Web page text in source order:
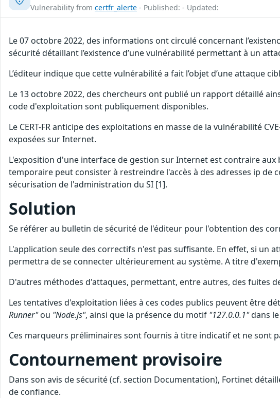
Vulnerability from certfr_alerte - Published: - Updated:
Le 07 octobre 2022, des informations ont circulé concernant
sécurité détaillant l’existence d’une vulnérabilité permettant à un
L’éditeur indique que cette vulnérabilité a fait l’objet d’une attaque
Le 13 octobre 2022, des chercheurs ont publié un rapport détaillé
code d'exploitation sont publiquement disponibles.
Le CERT-FR anticipe des exploitations en masse de la vulnérabilité
exposées sur Internet.
L'exposition d'une interface de gestion sur Internet est contraire
temporaire peut consister à restreindre l'accès à des adresses ip de
sécurisation de l'administration du SI [1].
Solution
Se référer au bulletin de sécurité de l'éditeur pour l'obtention des
L'application seule des correctifs n'est pas suffisante. En effet, si
permettra de se connecter ultérieurement au système. A titre
D'autres méthodes d'attaques, permettant, entre autres, des fuites
Les tentatives d'exploitation liées à ces codes publics peuvent être
Runner"ou "Node.js", ainsi que la présence du motif "127.0.0.1"dans
Ces marqueurs préliminaires sont fournis à titre indicatif et ne sont
Contournement provisoire
Dans son avis de sécurité (cf. section Documentation), Fortinet
de confiance.